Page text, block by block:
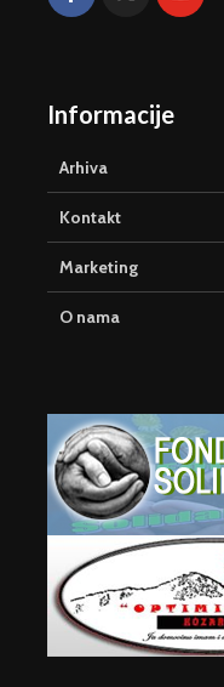
Informacije
Arhiva
Kontakt
Marketing
O nama